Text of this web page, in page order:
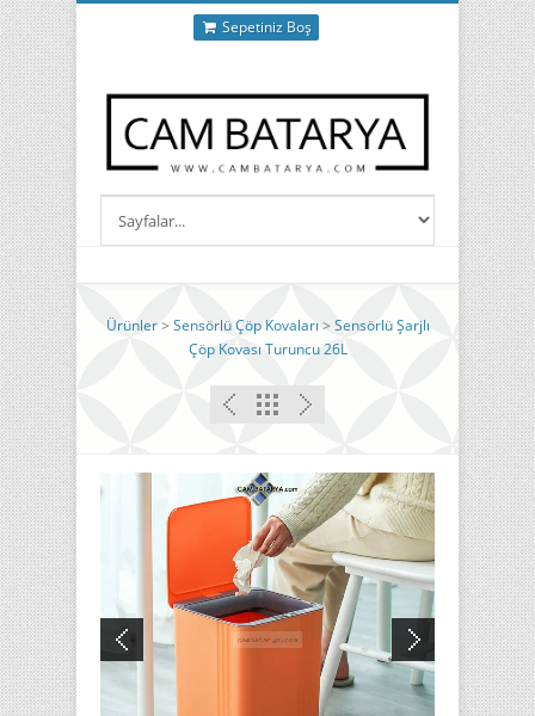
Sepetiniz Boş
Ürünler> Sensörlü Çöp Kovaları > Sensörlü Şarjlı
Çöp Kovası Turuncu 26L